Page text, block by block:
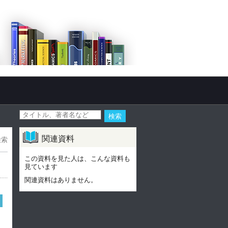
関連資料
この資料を見た人は、こんな資料も
見ています
関連資料はありません。